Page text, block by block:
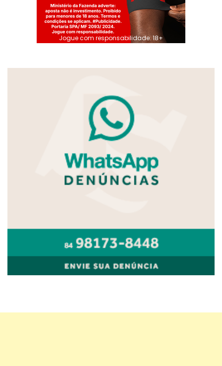
Jogue com responsabilidade. 18+